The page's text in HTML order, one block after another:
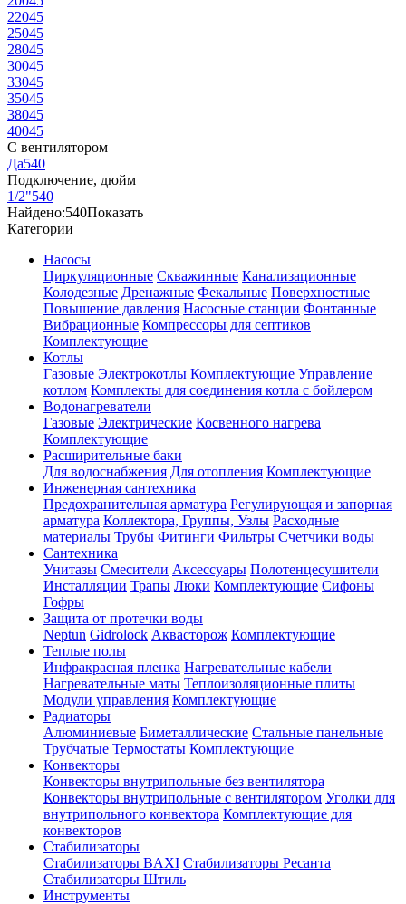
22045
25045
28045
30045
33045
35045
38045
40045
С вентилятором
Да540
Подключение, дюйм
1/2"540
Найдено:540Показать
Категории
Насосы
Циркуляционные Скважинные Канализационные
Колодезные Дренажные Фекальные Поверхностные
Повышение давления Насосные станции Фонтанные
Вибрационные Компрессоры для септиков
Комплектующие
Котлы
Газовые Электрокотлы Комплектующие Управление
котлом Комплекты для соединения котла с бойлером
Водонагреватели
Газовые Электрические Косвенного нагрева
Комплектующие
Расширительные баки
Для водоснабжения Для отопления Комплектующие
Инженерная сантехника
Предохранительная арматура Регулирующая и запорная
арматура Коллектора, Группы, Узлы Расходные
материалы Трубы Фитинги Фильтры Счетчики воды
Сантехника
Унитазы Смесители Аксессуары Полотенцесушители
Инсталляции Трапы Люки Комплектующие Сифоны
Гофры
Защита от протечки воды
Neptun Gidrolock Аквасторож Комплектующие
Теплые полы
Инфракрасная пленка Нагревательные кабели
Нагревательные маты Теплоизоляционные плиты
Модули управления Комплектующие
Радиаторы
Алюминиевые Биметаллические Стальные панельные
Трубчатые Термостаты Комплектующие
Конвекторы
Конвекторы внутрипольные без вентилятора
Конвекторы внутрипольные с вентилятором Уголки для
внутрипольного конвектора Комплектующие для
конвекторов
Стабилизаторы
Стабилизаторы BAXI Стабилизаторы Ресанта
Стабилизаторы Штиль
Инструменты